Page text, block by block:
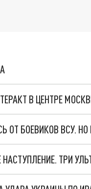
В ЦЕНТРЕ
ОТ БОЕВИКОВ ВСУ.